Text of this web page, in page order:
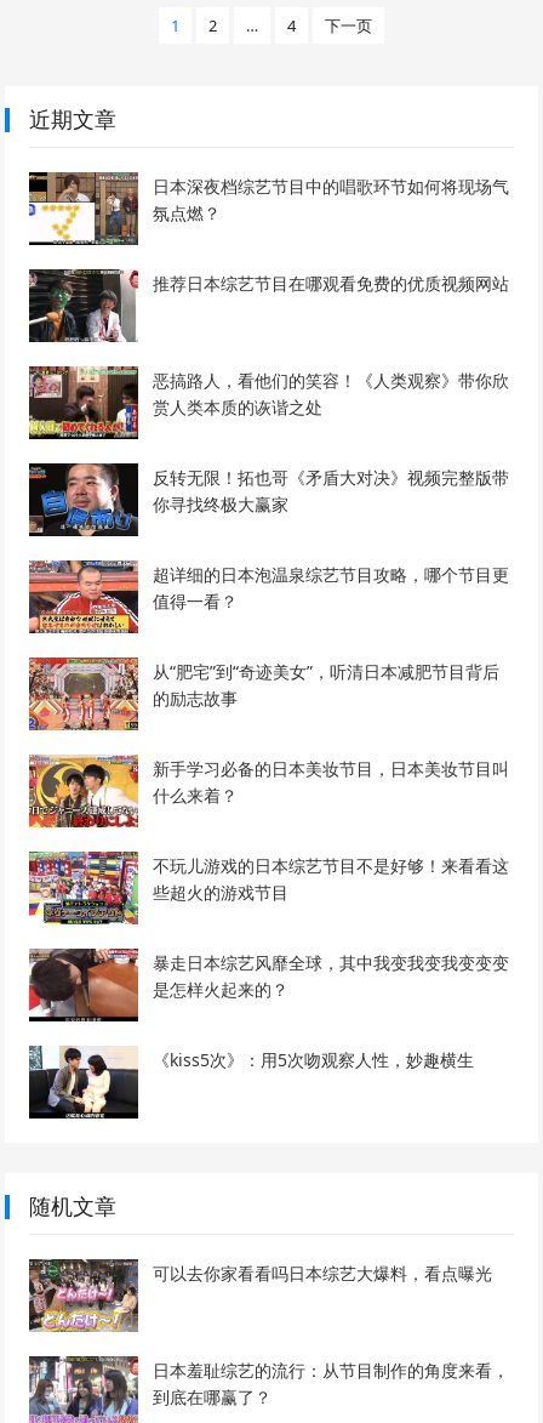
页
1 2 … 4 下一页
近期文章
日本深夜档综艺节目中的唱歌环节如何将现场气
氛点燃？
推荐日本综艺节目在哪观看免费的优质视频网站
恶搞路人，看他们的笑容！《人类观察》带你欣
赏人类本质的诙谐之处
反转无限！拓也哥《矛盾大对决》视频完整版带
你寻找终极大赢家
超详细的日本泡温泉综艺节目攻略，哪个节目更
值得一看？
从“肥宅”到“奇迹美女”，听清日本减肥节目背后
的励志故事
新手学习必备的日本美妆节目，日本美妆节目叫
什么来着？
不玩儿游戏的日本综艺节目不是好够！来看看这
些超火的游戏节目
暴走日本综艺风靡全球，其中我变我变我变变变
是怎样火起来的？
《kiss5次》：用5次吻观察人性，妙趣横生
随机文章
可以去你家看看吗日本综艺大爆料，看点曝光
日本羞耻综艺的流行：从节目制作的角度来看，
到底在哪赢了？